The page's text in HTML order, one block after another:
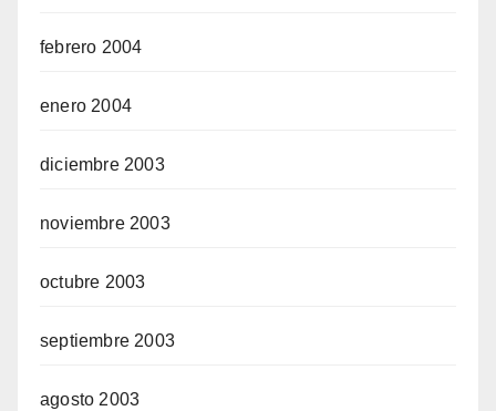
febrero 2004
enero 2004
diciembre 2003
noviembre 2003
octubre 2003
septiembre 2003
agosto 2003